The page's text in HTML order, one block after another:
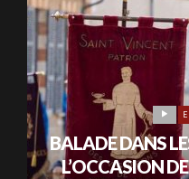
BALADE DANS
L’OCCASION